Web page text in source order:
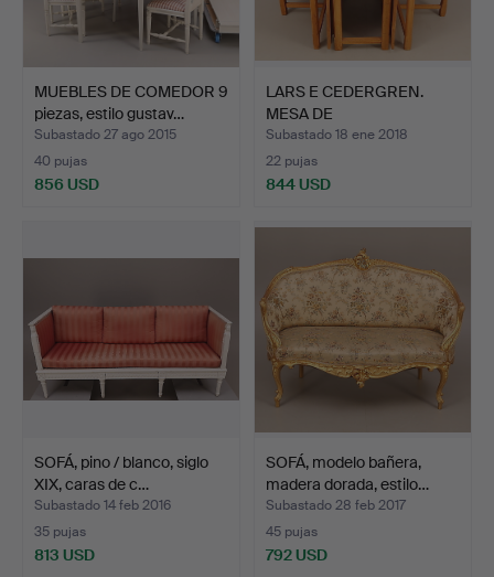
MUEBLES DE COMEDOR 9
piezas, estilo gustav…
Subastado 27 ago 2015
40 pujas
856 USD
LARS E CEDERGREN.
MESA DE
COMEDOR/MESA DE …
Subastado 18 ene 2018
22 pujas
844 USD
SOFÁ, pino / blanco, siglo
XIX, caras de c…
Subastado 14 feb 2016
35 pujas
813 USD
SOFÁ, modelo bañera,
madera dorada, estilo…
Subastado 28 feb 2017
45 pujas
792 USD